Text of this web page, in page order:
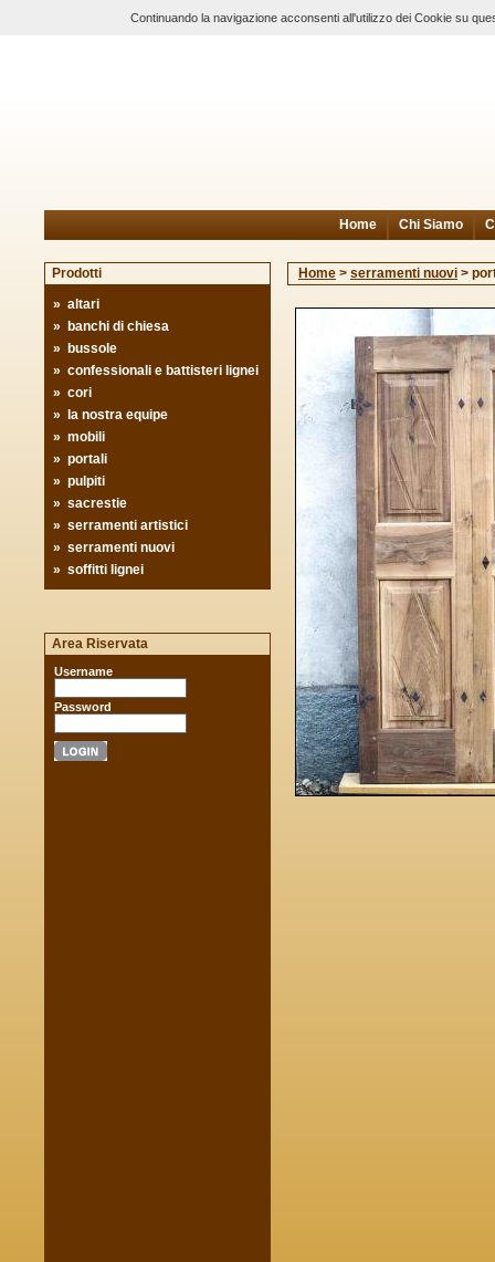
Home Chi Siamo
Prodotti
» altari
»
banchi di chiesa
»
bussole
» confessionali e battisteri lignei
» cori
»
la nostra equipe
» mobili
» portali
» pulpiti
» sacrestie
» serramenti artistici
» serramenti nuovi
» soffitti lignei
Area Riservata
Username
Password
Home > serramenti nuovi >
Continuando la navigazione acconsenti all'utilizzo dei Cookie su